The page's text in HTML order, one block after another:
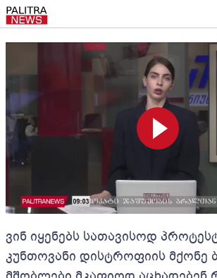
ვინ იყენებს სათავისოდ
კუნთოვანი დისტროფიის მქონე